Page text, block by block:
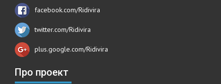
facebook.com/Ridivira
twitter.com/Ridivira
plus.google.com/Ridivira
Про проект